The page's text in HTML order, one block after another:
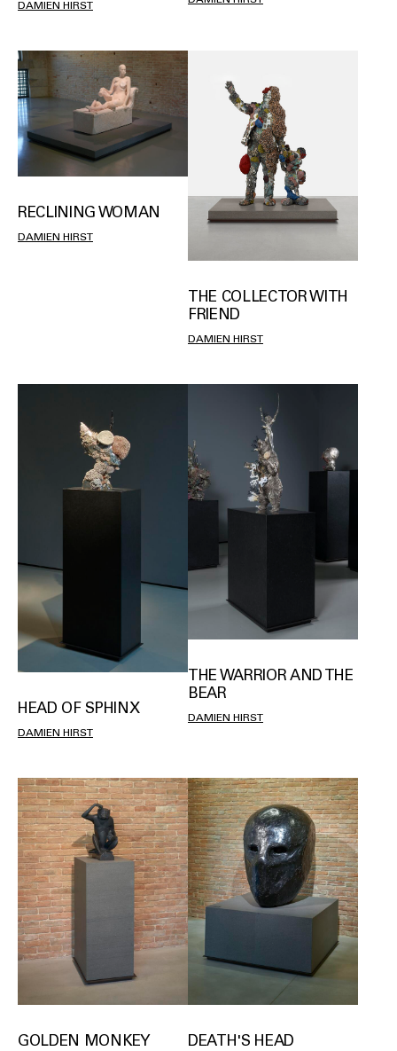
DAMIEN HIRST
RECLINING WOMAN
DAMIEN HIRST
THE COLLECTOR WITH
FRIEND
DAMIEN HIRST
HEAD OF SPHINX
DAMIEN HIRST
THE WARRIOR AND THE
BEAR
DAMIEN HIRST
GOLDEN MONKEY DEATH'S HEAD